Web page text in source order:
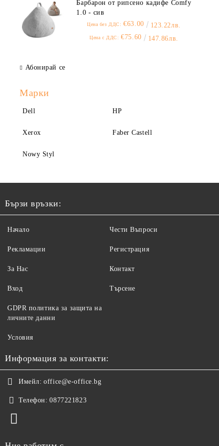
Барбарон от рипсено кадифе Comfy
1.0 - сив
Цена без ДДС: €63.00 123.22лв.
Цена с ДДС: €75.60 147.86лв.
Абонирай се
Марки
Dell HP
Xerox Faber Castell
Nowy Styl
Бързи връзки:
Начало
Рекламации
За Нас
Вход
Чести Въпроси
Регистрация
Контакт
Търсене
GDPR политика за защита на
личните данни
Условия
Информация за контакти:
Имейл: office@e-office.bg
Телефон: 0877221823